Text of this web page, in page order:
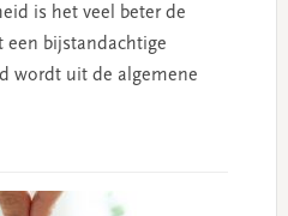
is het veel beter de
bijstandachtige
wordt uit de algemene